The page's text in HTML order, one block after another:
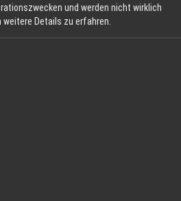
und werden nicht wirklich
weitere Details zu erfahren.